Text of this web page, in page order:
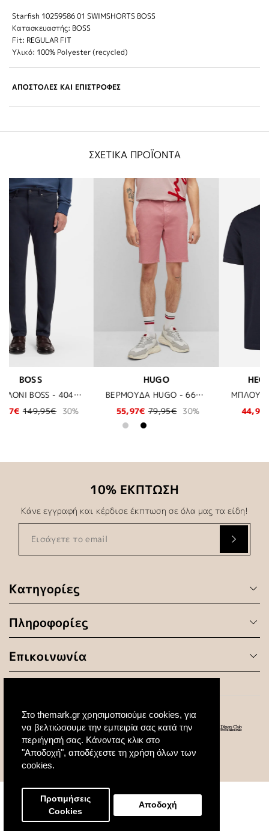
Στο themark.gr χρησιμοποιούμε cookies, για
να βελτιώσουμε την εμπειρία σας κατά την
περιήγησή σας. Κάνοντας κλικ στο
"Αποδοχή", αποδέχεστε τη χρήση όλων των
cookies.
Προτιμήσεις
Cookies
Αποδοχή
Starfish 10259586 01 SWIMSHORTS BOSS
Κατασκευαστής: BOSS
Fit: REGULAR FIT
Υλικό: 100% Polyester (recycled)
ΑΠΟΣΤΟΛΕΣ ΚΑΙ ΕΠΙΣΤΡΟΦΕΣ
ΣΧΕΤΙΚΑ ΠΡΟΪΟΝΤΑ
ΒΕΡΜΟΥΔΑ HUGO - 662 ΡΟΖ
30%
ΜΠΛΟΥΖΑ POLO DANIEL HECHTER - 690 MIDNIGHT BLUE
44,98€
89,95€ 50%
66,50€
95,00€ 30%
Κατηγορίες
Πληροφορίες
Επικοινωνία
10% ΕΚΠΤΩΣΗ
Κάνε εγγραφή και κέρδισε έκπτωση σε όλα μας τα είδη!
© 2020 All Rights Reserved. Created by